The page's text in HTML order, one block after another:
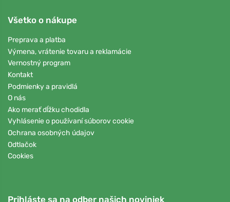
Všetko o nákupe
Preprava a platba
Výmena, vrátenie tovaru a reklamácie
Vernostný program
Kontakt
Podmienky a pravidlá
O nás
Ako merať dĺžku chodidla
Vyhlásenie o používaní súborov cookie
Ochrana osobných údajov
Odtlačok
Cookies
Prihláste sa na odber našich noviniek